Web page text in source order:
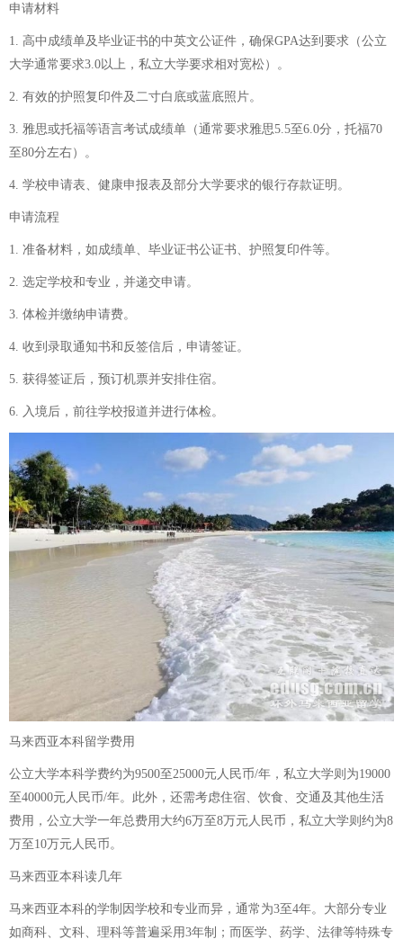
申请材料
1. 高中成绩单及毕业证书的中英文公证件，确保GPA达到要求（公立
大学通常要求3.0以上，私立大学要求相对宽松）。
2. 有效的护照复印件及二寸白底或蓝底照片。
3. 雅思或托福等语言考试成绩单（通常要求雅思5.5至6.0分，托福70
至80分左右）。
4. 学校申请表、健康申报表及部分大学要求的银行存款证明。
申请流程
1. 准备材料，如成绩单、毕业证书公证书、护照复印件等。
2. 选定学校和专业，并递交申请。
3. 体检并缴纳申请费。
4. 收到录取通知书和反签信后，申请签证。
5. 获得签证后，预订机票并安排住宿。
6. 入境后，前往学校报道并进行体检。
马来西亚本科留学费用
公立大学本科学费约为9500至25000元人民币/年，私立大学则为19000
至40000元人民币/年。此外，还需考虑住宿、饮食、交通及其他生活
费用，公立大学一年总费用大约6万至8万元人民币，私立大学则约为8
万至10万元人民币。
马来西亚本科读几年
马来西亚本科的学制因学校和专业而异，通常为3至4年。大部分专业
如商科、文科、理科等普遍采用3年制；而医学、药学、法律等特殊专